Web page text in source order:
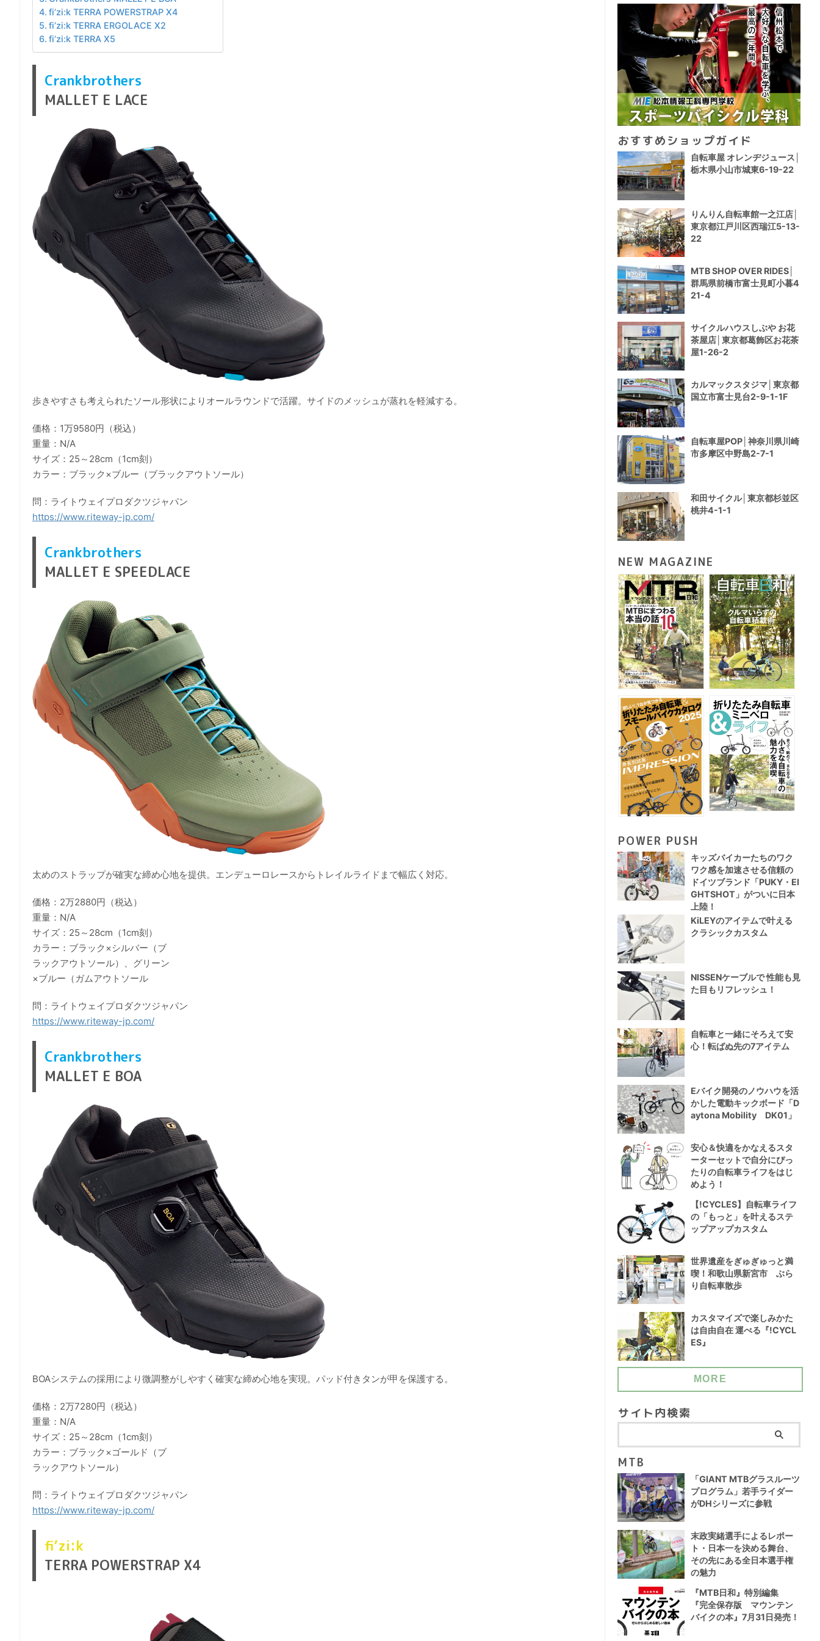
fi’zi:k TERRA POWERSTRAP X4
fi’zi:k TERRA ERGOLACE X2
fi’zi:k TERRA X5
Crankbrothers
MALLET E LACE
歩きやすさも考えられたソール形状によりオールラウンドで活躍。サイドのメッシュが蒸れを軽減する。
価格：1万9580円（税込）
重量：N/A
サイズ：25～28cm（1cm刻）
カラー：ブラック×ブルー（ブラックアウトソール）
問：ライトウェイプロダクツジャパン
https://www.riteway-jp.com/
Crankbrothers
MALLET E SPEEDLACE
太めのストラップが確実な締め心地を提供。エンデューロレースからトレイルライドまで幅広く対応。
価格：2万2880円（税込）
重量：N/A
サイズ：25～28cm（1cm刻）
カラー：ブラック×シルバー（ブ
ラックアウトソール）、グリーン
×ブルー（ガムアウトソール
問：ライトウェイプロダクツジャパン
https://www.riteway-jp.com/
Crankbrothers
MALLET E BOA
BOAシステムの採用により微調整がしやすく確実な締め心地を実現。パッド付きタンが甲を保護する。
価格：2万7280円（税込）
重量：N/A
サイズ：25～28cm（1cm刻）
カラー：ブラック×ゴールド（ブ
ラックアウトソール）
問：ライトウェイプロダクツジャパン
https://www.riteway-jp.com/
fi’zi:k
TERRA POWERSTRAP X4
おすすめショップガイド
自転車屋 オレンヂジュース│
栃木県小山市城東6-19-22
りんりん自転車館一之江店│
東京都江戸川区西瑞江5-13-
22
MTB SHOP OVER RIDES│
群馬県前橋市富士見町小暮4
21-4
サイクルハウスしぶや お花
茶屋店│東京都葛飾区お花茶
屋1-26-2
カルマックスタジマ│東京都
国立市富士見台2-9-1-1F
自転車屋POP│神奈川県川崎
市多摩区中野島2-7-1
和田サイクル│東京都杉並区
桃井4-1-1
NEW MAGAZINE
POWER PUSH
キッズバイカーたちのワク
ワク感を加速させる信頼の
ドイツブランド「PUKY・EI
GHTSHOT」がついに日本
上陸！
KiLEYのアイテムで叶える
クラシックカスタム
NISSENケーブルで 性能も見
た目もリフレッシュ！
自転車と一緒にそろえて安
心！転ばぬ先の7アイテム
Eバイク開発のノウハウを活
かした電動キックボード「D
aytona Mobility DK01」
安心＆快適をかなえるスタ
ーターセットで自分にぴっ
たりの自転車ライフをはじ
めよう！
【!CYCLES】自転車ライフ
の「もっと」を叶えるステ
ップアップカスタム
世界遺産をぎゅぎゅっと満
喫！和歌山県新宮市 ぶら
り自転車散歩
カスタマイズで楽しみかた
は自由自在 運べる『!CYCL
ES』
MORE
サイト内検索
MTB
「GIANT MTBグラスルーツ
プログラム」若手ライダー
がDHシリーズに参戦
末政実緒選手によるレポー
ト・日本一を決める舞台、
その先にある全日本選手権
の魅力
『MTB日和』特別編集
『完全保存版 マウンテン
バイクの本』7月31日発売！